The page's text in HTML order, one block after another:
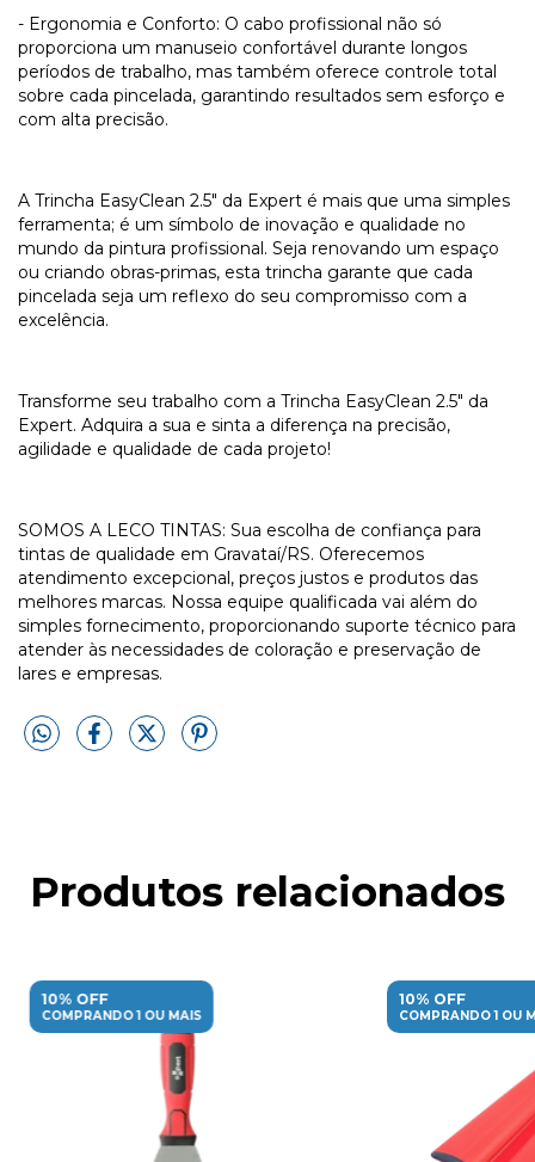
- Ergonomia e Conforto: O cabo profissional não só
proporciona um manuseio confortável durante longos
períodos de trabalho, mas também oferece controle total
sobre cada pincelada, garantindo resultados sem esforço e
com alta precisão.
A Trincha EasyClean 2.5" da Expert é mais que uma simples
ferramenta; é um símbolo de inovação e qualidade no
mundo da pintura profissional. Seja renovando um espaço
ou criando obras-primas, esta trincha garante que cada
pincelada seja um reflexo do seu compromisso com a
excelência.
Transforme seu trabalho com a Trincha EasyClean 2.5" da
Expert. Adquira a sua e sinta a diferença na precisão,
agilidade e qualidade de cada projeto!
SOMOS A LECO TINTAS: Sua escolha de confiança para
tintas de qualidade em Gravataí/RS. Oferecemos
atendimento excepcional, preços justos e produtos das
melhores marcas. Nossa equipe qualificada vai além do
simples fornecimento, proporcionando suporte técnico para
atender às necessidades de coloração e preservação de
lares e empresas.
Produtos relacionados
10% OFF
COMPRANDO 1 OU MAIS
10% OFF
COMPRANDO 1 OU